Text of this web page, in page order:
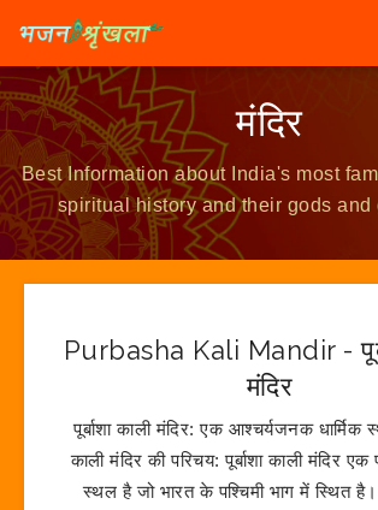
मंदिर
Best Information about India's most
spiritual history and their gods and
Purbasha Kali Mandir -
मंदिर
पूर्बाशा काली मंदिर: एक आश्चर्यजनक धार्मिक
काली मंदिर की परिचय: पूर्बाशा काली मंदिर एक
स्थल है जो भारत के पश्चिमी भाग में स्थित